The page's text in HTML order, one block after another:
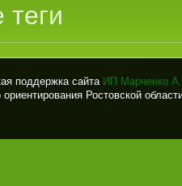
теги
поддержка сайта ИП Марченко
Ростовской